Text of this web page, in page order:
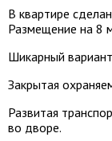
В квартире
Размещение на 8
Шикарный
Закрытая
Развитая
во дворе.